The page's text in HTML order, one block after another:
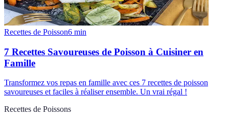
Recettes de Poisson6 min
7 Recettes Savoureuses de Poisson à Cuisiner en
Famille
Transformez vos repas en famille avec ces 7 recettes de poisson
savoureuses et faciles à réaliser ensemble. Un vrai régal !
Recettes de Poissons